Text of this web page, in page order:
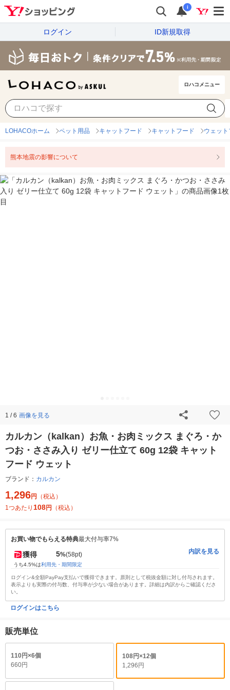
i
ログイン ID新規取得
ロハコメニュー
LOHACOホーム ペット用品 キャットフード キャットフード ウェッ
熊本地震の影響について
1 / 6 画像を見る
カルカン（kalkan）お魚・お肉ミックス まぐろ・か
つお・ささみ入り ゼリー仕立て 60g 12袋 キャット
フード ウェット
ブランド： カルカン
1,296円
（税込）
1つあたり 108円 （税込）
お買い物でもらえる特典最大付与率7%
獲得 5%(58pt)
うち4.5%は利用先・期間限定
内訳を見る
ログイン&全額PayPay支払いで獲得できます。原則として税抜金額に対し付与されます。
表示よりも実際の付与数、付与率が少ない場合があります。詳細は内訳からご確認くださ
い。
ログインはこちら
販売単位
110円×6個
660円
108円×12個
1,296円